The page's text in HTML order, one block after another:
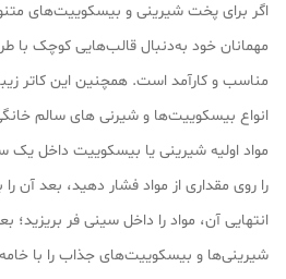
اگر برای پخت شیرینی و بیسکوییت‌های
مهمانان خود به‌دنبال قالب‌هایی کوچک با
مناسب و کارآمد است. همچنین این کاتر‌
انواع بیسکوییت‌ها و شیرنی های سالم
مواد اولیه شیرینی یا بیسکوییت داخل یک
را روی مقداری از مواد فشار دهید، بعد آن را
انتهایی آن، مواد را داخل سینی فر بریزید؛
شیرینی‌ها و بیسکوییت‌های جذاب را با خامه